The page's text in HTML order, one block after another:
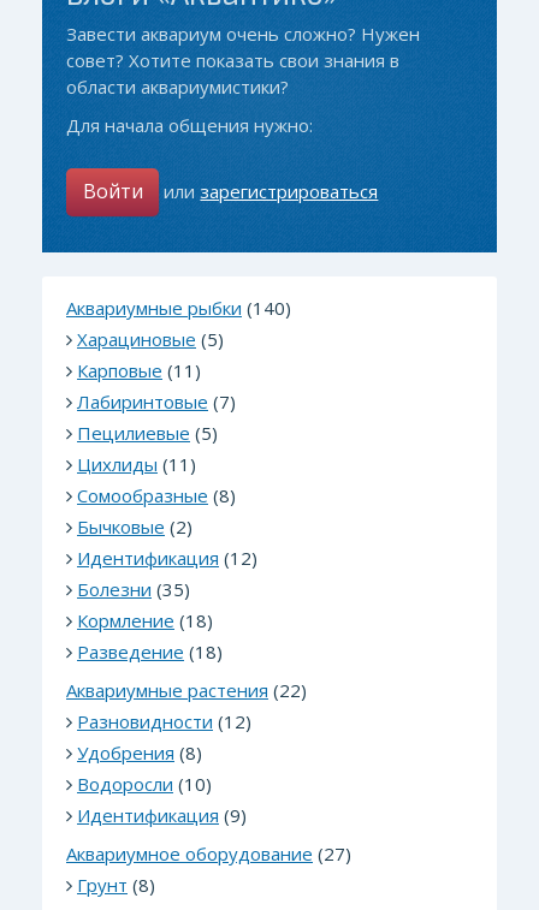
Завести аквариум очень сложно? Нужен
совет? Хотите показать свои знания в
области аквариумистики?
Для начала общения нужно:
Войти илизарегистрироваться
Аквариумные рыбки (140)
Харациновые (5)
Карповые (11)
Лабиринтовые (7)
Пецилиевые (5)
Цихлиды (11)
Сомообразные (8)
Бычковые (2)
Идентификация (12)
Болезни (35)
Кормление (18)
Разведение (18)
Аквариумные растения (22)
Разновидности (12)
Удобрения (8)
Водоросли (10)
Идентификация (9)
Аквариумное оборудование (27)
Грунт (8)